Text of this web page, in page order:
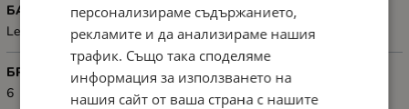
БАТЕРИЯ, ТИП
Lead-acid battery
БРОЙ ИЗВОДИ
6
персонализираме съдържанието,
рекламите и да анализираме нашия
трафик. Също така споделяме
информация за използването на
нашия сайт от ваша страна с нашите